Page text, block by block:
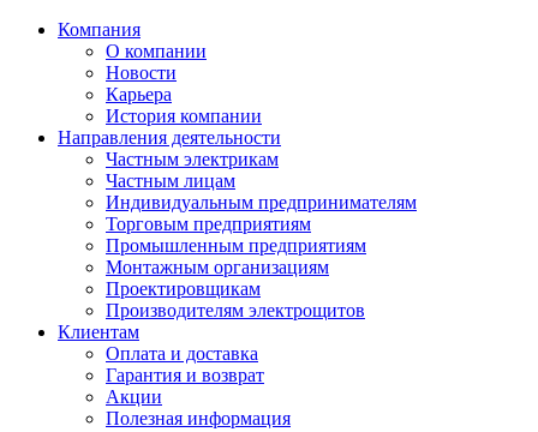
Компания
О компании
Новости
Карьера
История компании
Направления деятельности
Частным электрикам
Частным лицам
Индивидуальным предпринимателям
Торговым предприятиям
Промышленным предприятиям
Монтажным организациям
Проектировщикам
Производителям электрощитов
Клиентам
Оплата и доставка
Гарантия и возврат
Акции
Полезная информация